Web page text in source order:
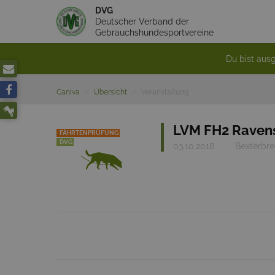
DVG
Deutscher Verband der
Gebrauchshundesportvereine
Du bist
Caniva Übersicht
FÄHRTENPRÜFUNG
DVG
LVM FH2
03.10.2018